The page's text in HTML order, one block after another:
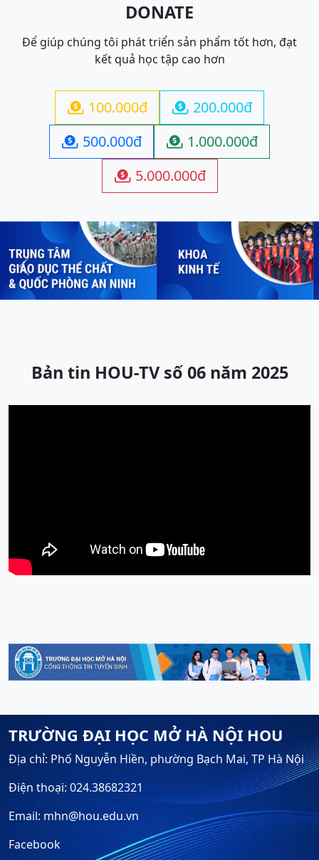
DONATE
Để giúp chúng tôi phát triển sản phẩm tốt hơn, đạt
kết quả học tập cao hơn
 100.000đ  200.000đ
 500.000đ  1.000.000đ
 5.000.000đ
Previous Next
Bản tin HOU-TV số 06 năm 2025
TRƯỜNG ĐẠI HỌC MỞ HÀ NỘI HOU
Địa chỉ: Phố Nguyễn Hiền, phường Bạch Mai, TP Hà Nội
Điện thoại: 024.38682321
Email: mhn@hou.edu.vn
Facebook